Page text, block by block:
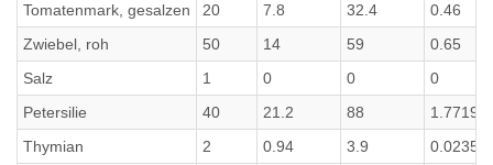
Tomatenmark, gesalzen
20 7.8 32.4
0.46
Zwiebel, roh
50 14 59
0.65
Salz
1 0 0
0
Petersilie
40 21.2 88
Thymian
2 0.94 3.9
0.02352